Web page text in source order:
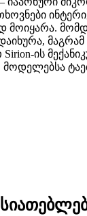
მოიყარა.
ის
მოდელებსა